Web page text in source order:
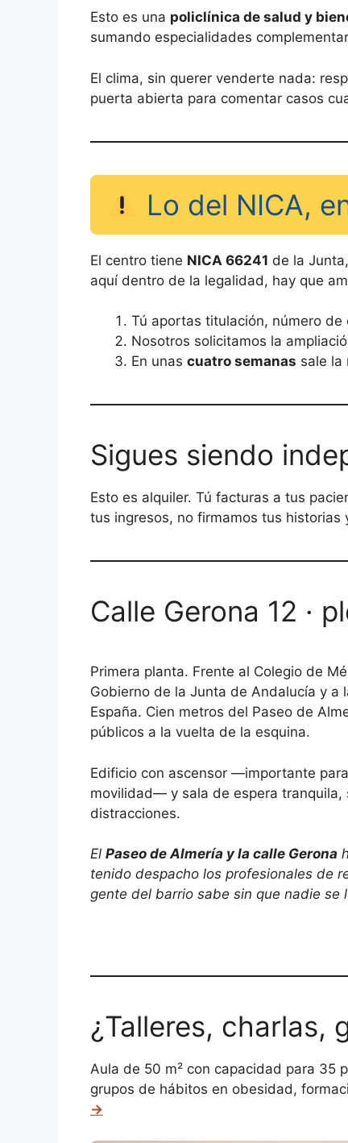
Esto es una policlínica de salud y
sumando especialidades
El clima, sin querer venderte nada:
puerta abierta para comentar casos
Lo del NICA,
El centro tiene NICA 66241 de la
aquí dentro de la legalidad, hay que
Tú aportas titulación, número
Nosotros solicitamos la
En unas cuatro semanas sale la
Sigues siendo
Esto es alquiler. Tú facturas a tus
tus ingresos, no firmamos tus
Calle Gerona 12 ·
Primera planta. Frente al Colegio de
Gobierno de la Junta de Andalucía y a
España. Cien metros del Paseo de
públicos a la vuelta de la esquina.
Edificio con ascensor —importante
movilidad— y sala de espera tranquila,
distracciones.
El Paseo de Almería y la calle Gerona
tenido despacho los profesionales de
gente del barrio sabe sin que nadie se
¿Talleres, charlas,
Aula de 50 m² con capacidad para 35
grupos de hábitos en obesidad,
→